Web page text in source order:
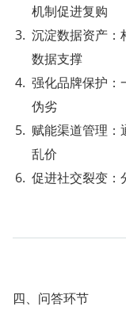
机制促进复购
沉淀数据资产：
数据支撑
强化品牌保护：
伪劣
赋能渠道管理
乱价
促进社交裂变：
四、问答环节